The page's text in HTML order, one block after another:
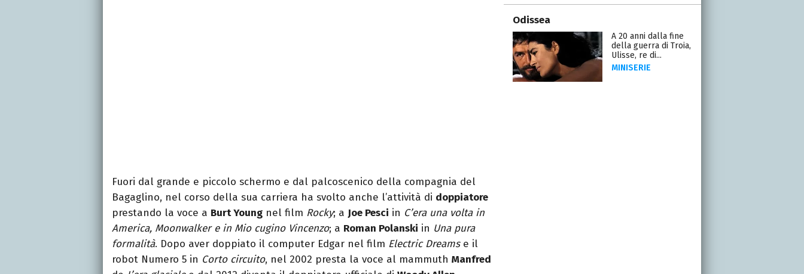
Fuori dal grande e piccolo schermo e dal palcoscenico della compagnia del
Bagaglino, nel corso della sua carriera ha svolto anche l’attività di doppiatore
prestando la voce a Burt Young nel film Rocky; a Joe Pesci in C’era una volta in
America, Moonwalker e in Mio cugino Vincenzo; a Roman Polanski in Una pura
formalità. Dopo aver doppiato il computer Edgar nel film Electric Dreamse il
robot Numero 5 in Corto circuito, nel 2002 presta la voce al mammuth Manfred
Odissea
A 20 anni dalla fine
della guerra di Troia,
Ulisse, re di...
MINISERIE